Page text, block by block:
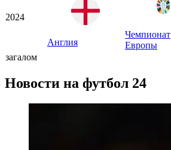
2024
Англия
Чемпионат
Европы
загалом
Новости на футбол 24